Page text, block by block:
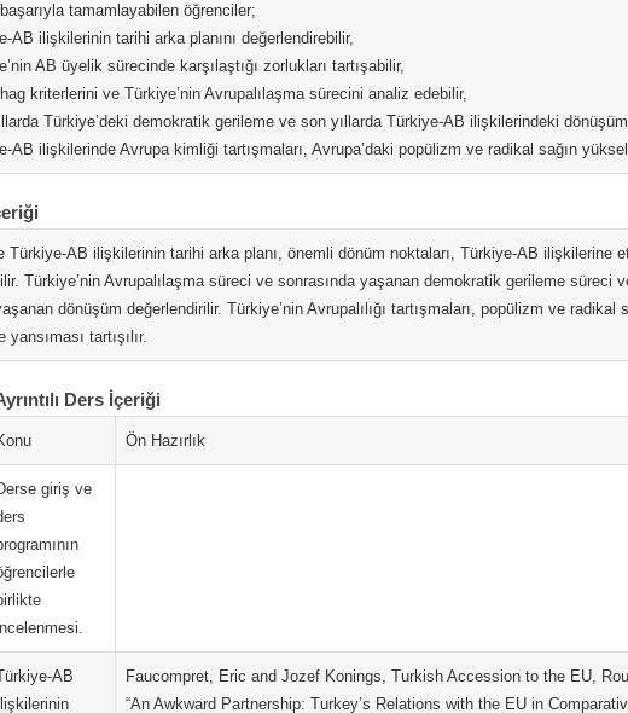
tamamlayabilen öğrenciler;
AB ilişkilerinin tarihi arka planını değerlendirebilir,
AB üyelik sürecinde karşılaştığı zorlukları tartışabilir,
kriterlerini ve Türkiye’nin Avrupalılaşma sürecini analiz edebilir,
Türkiye’deki demokratik gerileme ve son yıllarda Türkiye-AB ilişkilerindeki
AB ilişkilerinde Avrupa kimliği tartışmaları, Avrupa’daki popülizm ve radikal sağın
Türkiye-AB ilişkilerinin tarihi arka planı, önemli dönüm noktaları, Türkiye-AB ilişkilerine
Türkiye’nin Avrupalılaşma süreci ve sonrasında yaşanan demokratik gerileme
dönüşüm değerlendirilir. Türkiye’nin Avrupalılığı tartışmaları, popülizm ve
tartışılır.
Ders İçeriği
Ön Hazırlık
giriş ve
AB
İlişkilerinin
Faucompret, Eric and Jozef Konings, Turkish Accession to the EU,
“An Awkward Partnership: Turkey’s Relations with the EU in